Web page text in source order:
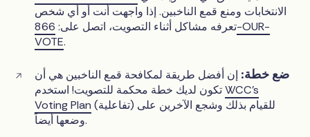
الانتخابات ومنع قمع الناخبين. إذا واجهت أنت أو أي شخص
تعرفه مشاكل أثناء التصويت، اتصل على: 866-OUR-
VOTE.
ضع خطة: إن أفضل طريقة لمكافحة قمع الناخبين هي أن
تكون لديك خطة محكمة للتصويت! استخدمWCC’s
Voting Plan (تفاعلية) للقيام بذلك وشجع الآخرين على
وضعها أيضاً.